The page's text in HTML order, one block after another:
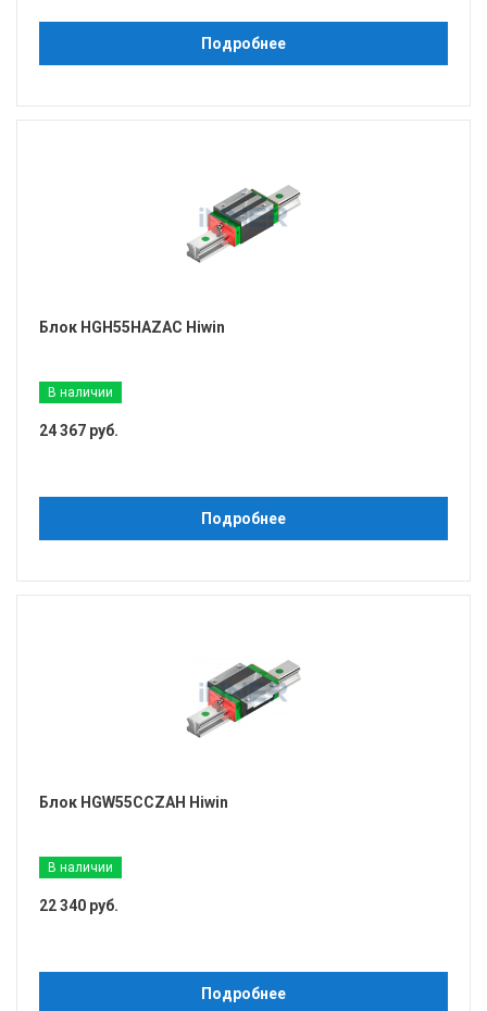
Подробнее
Блок HGH55HAZAC Hiwin
В наличии
24 367 руб.
Подробнее
Блок HGW55CCZAH Hiwin
В наличии
22 340 руб.
Подробнее